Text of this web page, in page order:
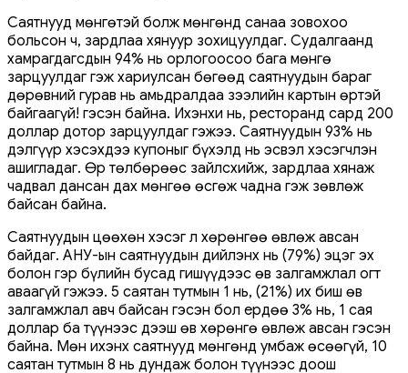
Саятнууд мөнгөтэй болж мөнгөнд санаа зовохоо
больсон ч, зардлаа хянуур зохицуулдаг. Судалгаанд
хамрагдагсдын 94% нь орлогоосоо бага мөнгө
зарцуулдаг гэж хариулсан бөгөөд саятнуудын бараг
дөрөвний гурав нь амьдралдаа зээлийн картын өртэй
байгаагүй! гэсэн байна. Ихэнхи нь, ресторанд сард 200
доллар дотор зарцуулдаг гэжээ. Саятнуудын 93% нь
дэлгүүр хэсэхдээ купоныг бүхэлд нь эсвэл хэсэгчлэн
ашигладаг. Өр төлбөрөөс зайлсхийж, зардлаа хянаж
чадвал дансан дах мөнгөө өсгөж чадна гэж зөвлөж
байсан байна.
Саятнуудын цөөхөн хэсэг л хөрөнгөө өвлөж авсан
байдаг. АНУ-ын саятнуудын дийлэнх нь (79%) эцэг эх
болон гэр бүлийн бусад гишүүдээс өв залгамжлал огт
аваагүй гэжээ. 5 саятан тутмын 1 нь, (21%) их биш өв
залгамжлал авч байсан гэсэн бол ердөө 3% нь, 1 сая
доллар ба түүнээс дээш өв хөрөнгө өвлөж авсан гэсэн
байна. Мөн ихэнх саятнууд мөнгөнд умбаж өсөөгүй, 10
саятан тутмын 8 нь дундаж болон түүнээс доош